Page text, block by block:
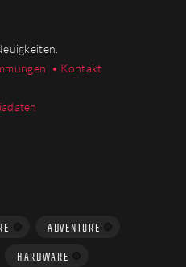
• Kontakt
ADVENTURE
HARDWARE